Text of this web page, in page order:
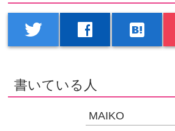
twitter facebook hatenabookmark
書いている人
MAIKO